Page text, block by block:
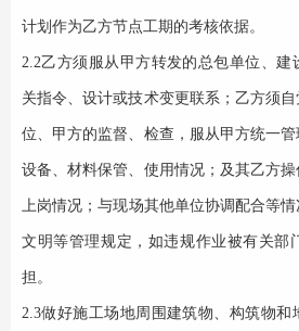
计划作为乙方节点工期的考核依据。
2.2乙方须服从甲方转发的总包单位、建
关指令、设计或技术变更联系；乙方须
位、甲方的监督、检查，服从甲方统一
设备、材料保管、使用情况；及其乙方
上岗情况；与现场其他单位协调配合等
文明等管理规定，如违规作业被有关部
担。
2.3做好施工场地周围建筑物、构筑物和